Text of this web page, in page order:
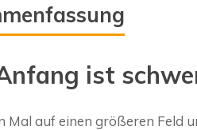
ist
Mal auf einen größeren Feld